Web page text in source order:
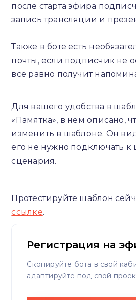
после старта эфира
запись трансляции и
Также в боте есть
почты, если подписчик не
всё равно получит
Для вашего удобства в
«Памятка», в нём описано,
изменить в шаблоне. Он
его не нужно подключать к
сценария.
Протестируйте шаблон
ссылке.
Регистрация на
Скопируйте бота в свой
адаптируйте под свой